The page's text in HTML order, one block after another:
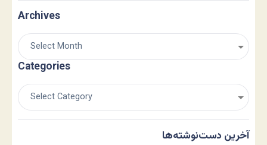
Archives
Categories
آخرین دست‌نوشته‌ها